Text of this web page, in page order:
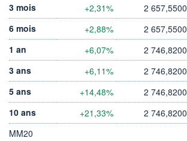
3 mois
+2,31% 2 657,5500
6 mois
+2,88% 2 657,5500
1 an
+6,07% 2 746,8200
3 ans
+6,11% 2 746,8200
5 ans
+14,48% 2 746,8200
10 ans
+21,33% 2 746,8200
MM20